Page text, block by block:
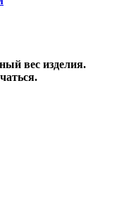
вес изделия.